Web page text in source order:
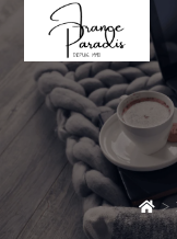
content
>